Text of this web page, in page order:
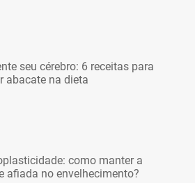
seu cérebro: 6 receitas para
abacate na dieta
como manter a
afiada no envelhecimento?